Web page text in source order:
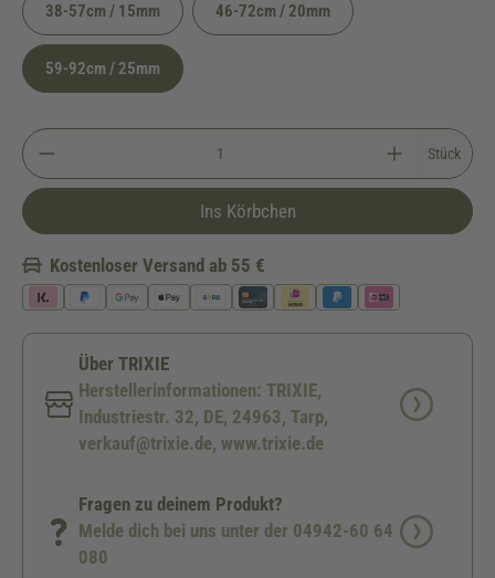
38-57cm / 15mm 46-72cm / 20mm
59-92cm / 25mm
Stück
Ins Körbchen
Kostenloser Versand ab 55 €
Über TRIXIE
Herstellerinformationen: TRIXIE,
Industriestr. 32, DE, 24963, Tarp,
verkauf@trixie.de, www.trixie.de
Fragen zu deinem Produkt?
Melde dich bei uns unter der 04942-60 64
080